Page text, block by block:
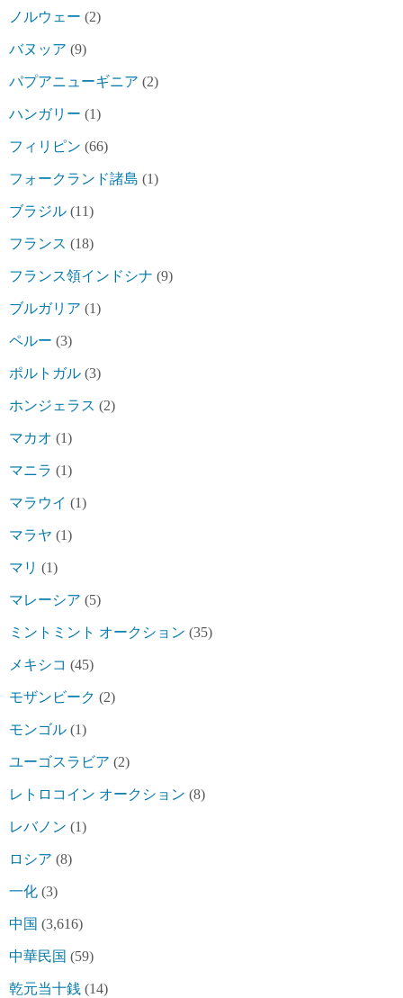
ノルウェー (2)
バヌッア (9)
パプアニューギニア (2)
ハンガリー (1)
フィリピン (66)
フォークランド諸島 (1)
ブラジル (11)
フランス (18)
フランス領インドシナ (9)
ブルガリア (1)
ペルー (3)
ポルトガル (3)
ホンジェラス (2)
マカオ (1)
マニラ (1)
マラウイ (1)
マラヤ (1)
マリ (1)
マレーシア (5)
ミントミント オークション (35)
メキシコ (45)
モザンビーク (2)
モンゴル (1)
ユーゴスラビア (2)
レトロコイン オークション (8)
レバノン (1)
ロシア (8)
一化 (3)
中国 (3,616)
中華民国 (59)
乾元当十銭 (14)